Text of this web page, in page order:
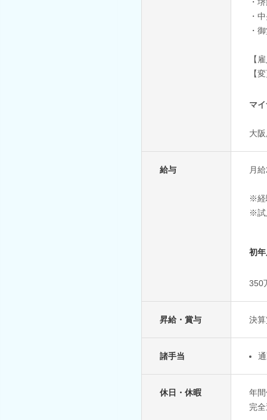
・
・
【
【
マ
大
給与 月
※経
※試
初
350
昇給・賞与 決
諸手当
休日・休暇
年
完